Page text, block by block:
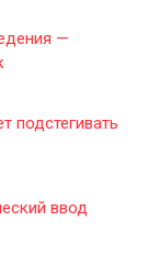
—
подстегивать
ввод